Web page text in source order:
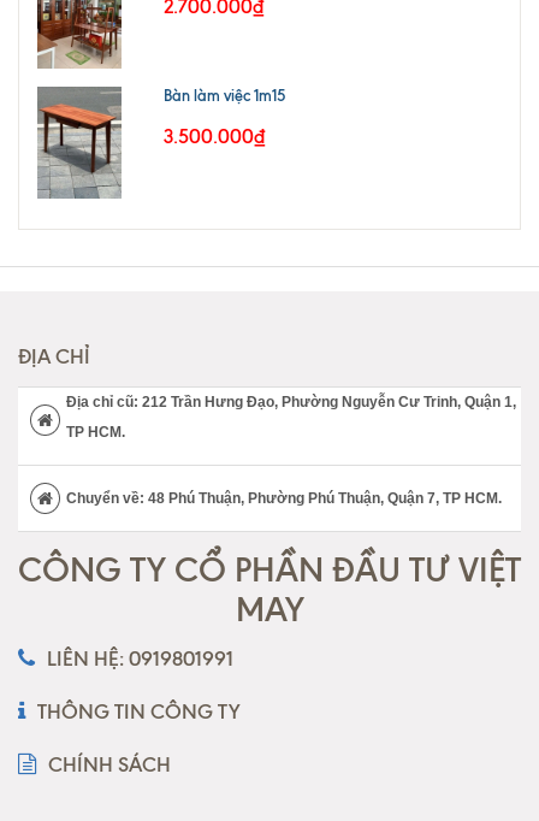
2.700.000₫
Bàn làm việc 1m15
3.500.000₫
ĐỊA CHỈ
Địa chỉ cũ: 212 Trần Hưng Đạo, Phường Nguyễn Cư Trinh, Quận 1,
TP HCM.
Chuyển về: 48 Phú Thuận, Phường Phú Thuận, Quận 7, TP HCM.
CÔNG TY CỔ PHẦN ĐẦU TƯ VIỆT
MAY
LIÊN HỆ: 0919801991
THÔNG TIN CÔNG TY
CHÍNH SÁCH